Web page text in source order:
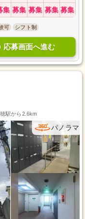
集 募集 募集 募集 募集
可 シフト制
応募画面へ進む
駅から2.6km
パノラマ